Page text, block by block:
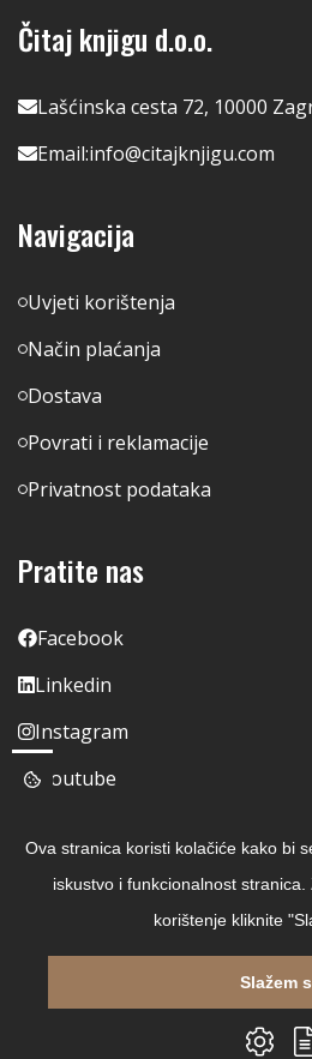
Čitaj knjigu d.o.o.
Lašćinska cesta 72, 10000
Email:info@citajknjigu.com
Navigacija
Uvjeti korištenja
Način plaćanja
Dostava
Povrati i reklamacije
Privatnost podataka
Pratite nas
Facebook
Linkedin
Instagram
Youtube
Copyright © 2026 Čitaj Knjigu
Ova stranica koristi kolačiće kako bi
iskustvo i funkcionalnost
korištenje kliknite
Slažem